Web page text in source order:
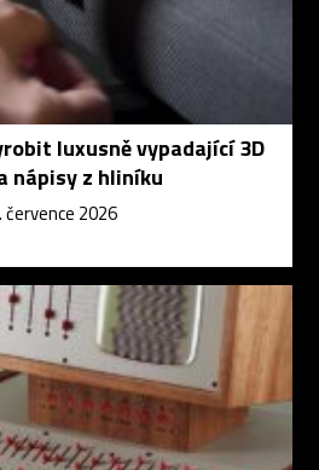
luxusně vypadající 3D
nápisy z hliníku
července 2026